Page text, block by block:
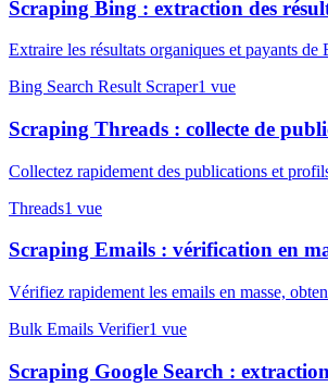
Scraping Bing : extraction des
Extraire les résultats organiques et payants
Bing Search Result Scraper1 vue
Scraping Threads : collecte de
Collectez rapidement des publications et
Threads1 vue
Scraping Emails : vérification en
Vérifiez rapidement les emails en masse,
Bulk Emails Verifier1 vue
Scraping Google Search :